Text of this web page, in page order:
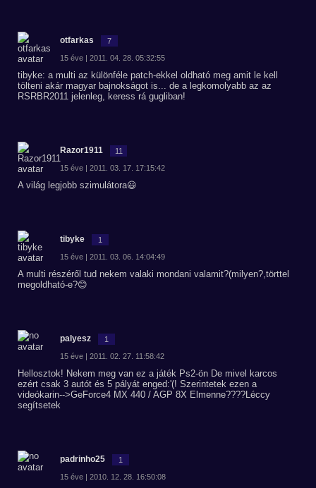
otfarkas 7
15 éve | 2011. 04. 28. 05:32:55
tibyke: a multi az különféle patch-ekkel oldható meg amit le kell
tölteni akár magyar bajnokságot is... de a legkomolyabb az az
RSRBR2011 jelenleg, keress rá gugliban!
Razor1911 11
15 éve | 2011. 03. 17. 17:15:42
A világ legjobb szimulátora😃
tibyke 1
15 éve | 2011. 03. 06. 14:04:49
A multi részéről tud nekem valaki mondani valamit?(milyen?,törttel
megoldható-e?😊
palyesz 1
15 éve | 2011. 02. 27. 11:58:42
Hellosztok! Nekem meg van ez a játék Ps2-ön De mivel karcos
ezért csak 3 autót és 5 pályát enged:'(! Szerintetek ezen a
videókarin-->GeForce4 MX 440 / AGP 8X Elmenne????Léccy
segítsetek
padrinho25 1
15 éve | 2010. 12. 28. 16:50:08